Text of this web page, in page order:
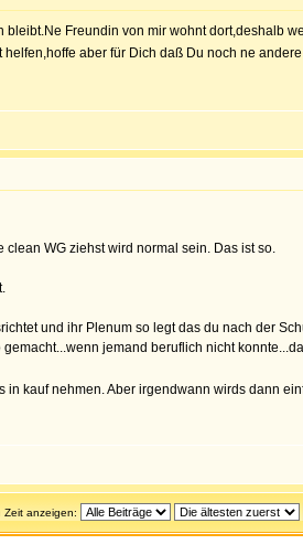
Freundin von mir wohnt dort,deshalb
aber für Dich daß Du noch ne
WG ziehst wird normal sein. Das ist so.
und ihr Plenum so legt das du nach der
jemand beruflich nicht
in kauf nehmen. Aber irgendwann wirds dann
Zeit anzeigen: